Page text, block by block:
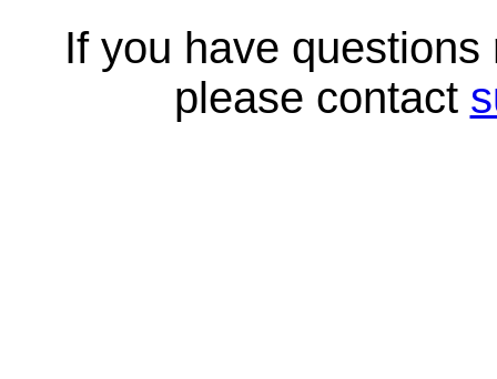
If you have
please contact